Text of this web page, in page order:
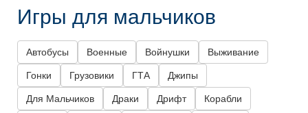
Игры для мальчиков
Автобусы Военные Войнушки Выживание
Гонки Грузовики ГТА Джипы
Для Мальчиков Драки Дрифт Корабли